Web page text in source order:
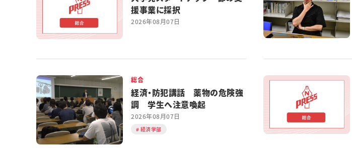
援事業に採択
2026年08月07日
総合
経済・防犯講話 薬物の危険強
調 学生へ注意喚起
2026年08月07日
経済学部